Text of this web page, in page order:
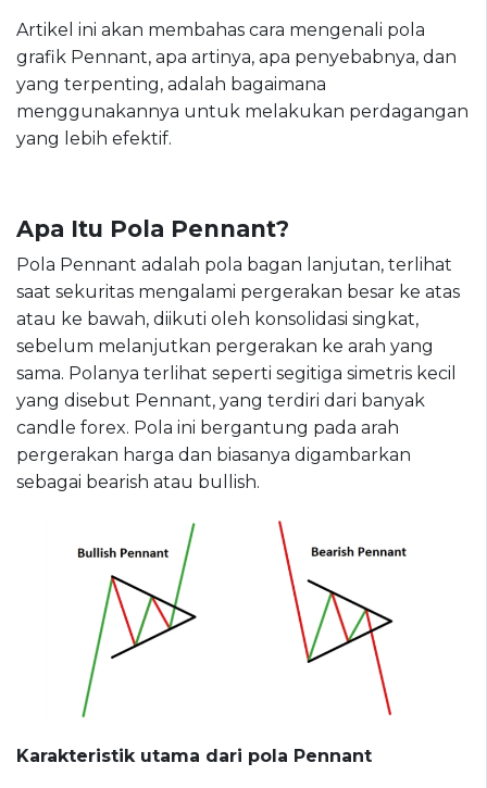
Artikel ini akan membahas cara mengenali pola
grafik Pennant, apa artinya, apa penyebabnya, dan
yang terpenting, adalah bagaimana
menggunakannya untuk melakukan perdagangan
yang lebih efektif.
Apa Itu Pola Pennant?
Pola Pennant adalah pola bagan lanjutan, terlihat
saat sekuritas mengalami pergerakan besar ke atas
atau ke bawah, diikuti oleh konsolidasi singkat,
sebelum melanjutkan pergerakan ke arah yang
sama. Polanya terlihat seperti segitiga simetris kecil
yang disebut Pennant, yang terdiri dari banyak
candle forex. Pola ini bergantung pada arah
pergerakan harga dan biasanya digambarkan
sebagai bearish atau bullish.
Karakteristik utama dari pola Pennant